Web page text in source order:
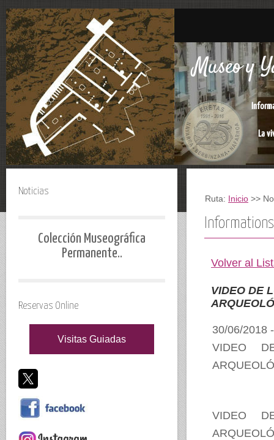
Museo y
La
Ruta: Inicio >>
Informations
Volver al
VIDEO DE
30/06/2018
VIDEO
VIDEO
Noticias
Colección Museográfica
Permanente..
Reservas Online
Visitas Guiadas